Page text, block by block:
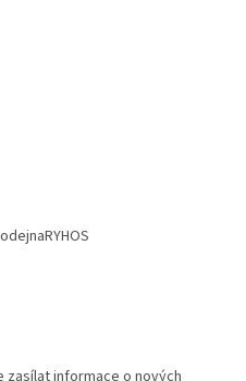
zasílat informace o nových